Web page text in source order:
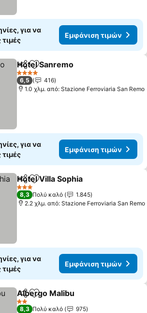
για να
τιμές
Εμφάνιση τιμών
Κοινοποίηση
Προσθήκη στα αγαπημένα
Hotel Sanremo
4 Αστέρια
6,5
416
1.0 χλμ. από: Stazione Ferroviaria San Remo
για να
τιμές
Εμφάνιση τιμών
Κοινοποίηση
Προσθήκη στα αγαπημένα
Hotel Villa Sophia
3 Αστέρια
8,3 Πολύ καλό
1.845
2.2 χλμ. από: Stazione Ferroviaria San Remo
για να
τιμές
Εμφάνιση τιμών
Κοινοποίηση
Προσθήκη στα αγαπημένα
Albergo Malibu
2 Αστέρια
8,3 Πολύ καλό
975